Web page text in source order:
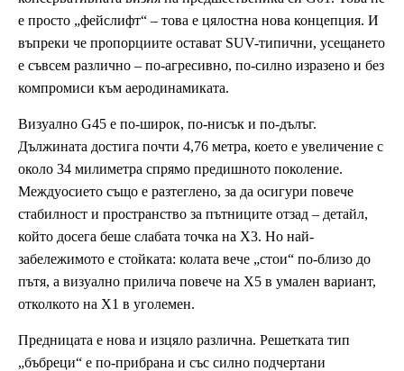
е просто „фейслифт“ – това е цялостна нова концепция. И
въпреки че пропорциите остават SUV-типични, усещането
е съвсем различно – по-агресивно, по-силно изразено и без
компромиси към аеродинамиката.
Визуално G45 е по-широк, по-нисък и по-дълъг.
Дължината достига почти 4,76 метра, което е увеличение с
около 34 милиметра спрямо предишното поколение.
Междуосието също е разтеглено, за да осигури повече
стабилност и пространство за пътниците отзад – детайл,
който досега беше слабата точка на X3. Но най-
забележимото е стойката: колата вече „стои“ по-близо до
пътя, а визуално прилича повече на X5 в умален вариант,
отколкото на X1 в уголемен.
Предницата е нова и изцяло различна. Решетката тип
„бъбреци“ е по-прибрана и със силно подчертани